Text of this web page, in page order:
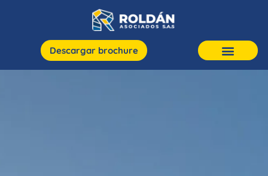
Descargar brochure